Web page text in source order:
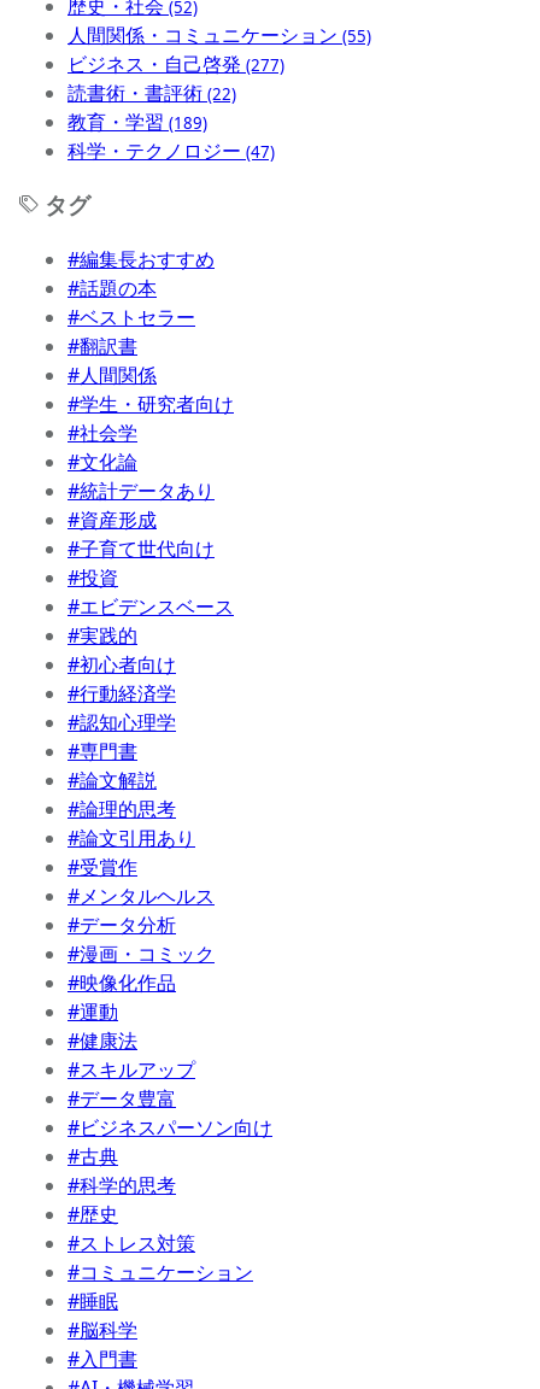
歴史・社会 (52)
人間関係・コミュニケーション (55)
ビジネス・自己啓発 (277)
読書術・書評術 (22)
教育・学習 (189)
科学・テクノロジー (47)
タグ
#編集長おすすめ
#話題の本
#ベストセラー
#翻訳書
#人間関係
#学生・研究者向け
#社会学
#文化論
#統計データあり
#資産形成
#子育て世代向け
#投資
#エビデンスベース
#実践的
#初心者向け
#行動経済学
#認知心理学
#専門書
#論文解説
#論理的思考
#論文引用あり
#受賞作
#メンタルヘルス
#データ分析
#漫画・コミック
#映像化作品
#運動
#健康法
#スキルアップ
#データ豊富
#ビジネスパーソン向け
#古典
#科学的思考
#歴史
#ストレス対策
#コミュニケーション
#睡眠
#脳科学
#入門書